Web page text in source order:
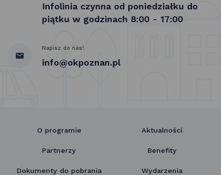
Infolinia czynna od poniedziałku do
piątku w godzinach 8:00 - 17:00
Napisz do nas!
info@okpoznan.pl
O programie Aktualności
Partnerzy Benefity
Dokumenty do pobrania Wydarzenia